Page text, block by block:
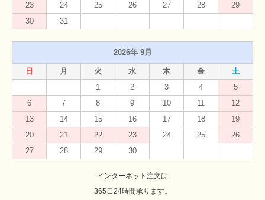
23
24 25 26 27 28
29
30
31
2026年 9月
日 月 火 水 木 金
土
1
2 3 4
5
6
7 8 9 10 11
12
13
14 15 16 17 18
19
20
21 22 23 24 25
26
27
28 29 30
インターネット注文は
365日24時間承ります。